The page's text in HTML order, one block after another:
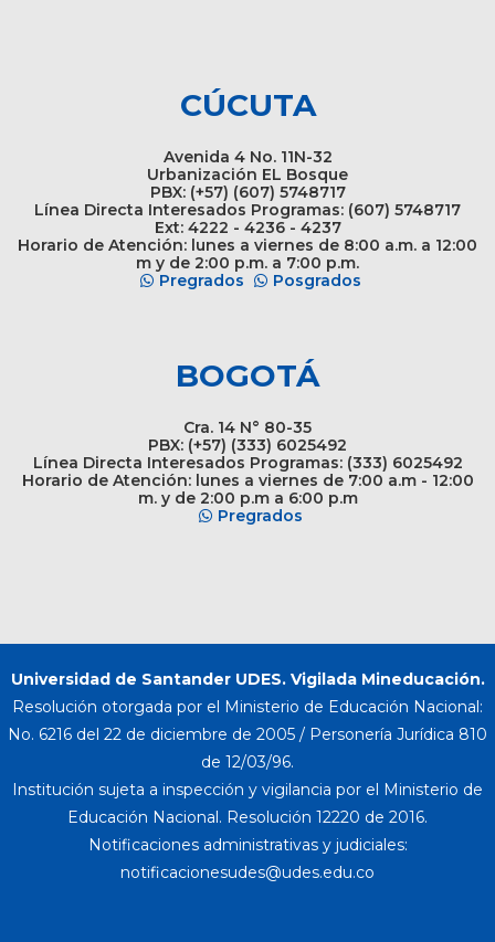
CÚCUTA
Avenida 4 No. 11N-32
Urbanización EL Bosque
PBX: (+57) (607) 5748717
Línea Directa Interesados Programas: (607) 5748717
Ext: 4222 - 4236 - 4237
Horario de Atención: lunes a viernes de 8:00 a.m. a 12:00
m y de 2:00 p.m. a 7:00 p.m.
Pregrados
Posgrados
BOGOTÁ
Cra. 14 N° 80-35
PBX: (+57) (333) 6025492
Línea Directa Interesados Programas: (333) 6025492
Horario de Atención: lunes a viernes de 7:00 a.m - 12:00
m. y de 2:00 p.m a 6:00 p.m
Pregrados
Universidad de Santander UDES. Vigilada Mineducación.
Resolución otorgada por el Ministerio de Educación Nacional:
No. 6216 del 22 de diciembre de 2005 / Personería Jurídica 810
de 12/03/96.
Institución sujeta a inspección y vigilancia por el Ministerio de
Educación Nacional. Resolución 12220 de 2016.
Notificaciones administrativas y judiciales: